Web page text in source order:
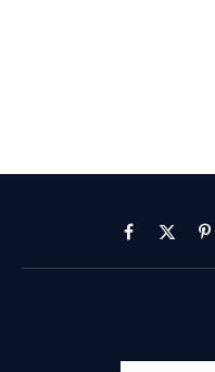
Facebook
X